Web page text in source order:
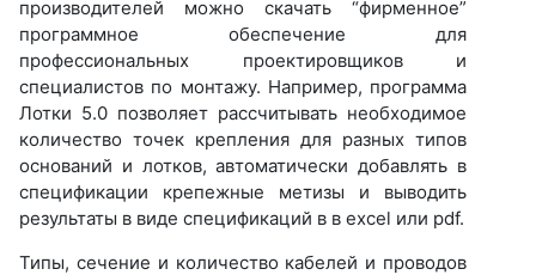
производителей можно скачать “фирменное”
программное обеспечение для
профессиональных проектировщиков и
специалистов по монтажу. Например, программа
Лотки 5.0 позволяет рассчитывать необходимое
количество точек крепления для разных типов
оснований и лотков, автоматически добавлять в
спецификации крепежные метизы и выводить
результаты в виде спецификаций в в excel или pdf.
Типы, сечение и количество кабелей и проводов